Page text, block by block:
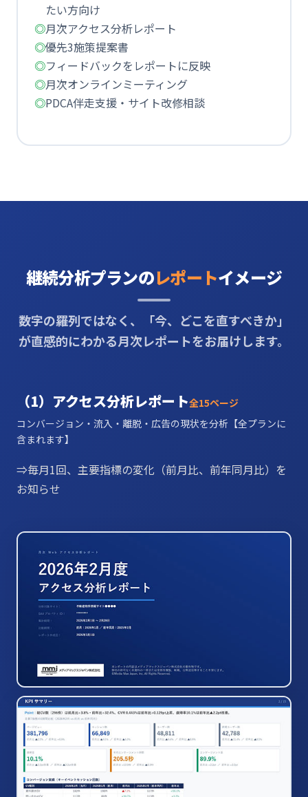
たい方向け
月次アクセス分析レポート
優先3施策提案書
フィードバックをレポートに反映
月次オンラインミーティング
PDCA伴走支援・サイト改修相談
継続分析プランのレポートイメージ
数字の羅列ではなく、「今、どこを直すべきか」
が直感的にわかる月次レポートをお届けします。
（1）アクセス分析レポート全15ページ
コンバージョン・流入・離脱・広告の現状を分析【全プランに
含まれます】
⇒毎月1回、主要指標の変化（前月比、前年同月比）を
お知らせ